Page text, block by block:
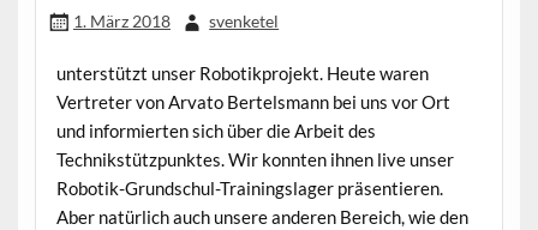
1. März 2018 svenketel
unterstützt unser Robotikprojekt. Heute waren
Vertreter von Arvato Bertelsmann bei uns vor Ort
und informierten sich über die Arbeit des
Technikstützpunktes. Wir konnten ihnen live unser
Robotik-Grundschul-Trainingslager präsentieren.
Aber natürlich auch unsere anderen Bereich, wie den